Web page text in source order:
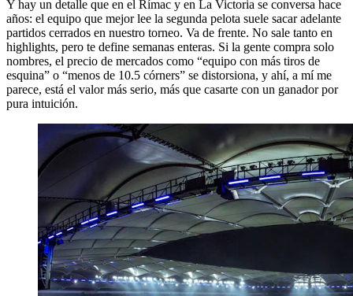
Y hay un detalle que en el Rímac y en La Victoria se conversa hace
años: el equipo que mejor lee la segunda pelota suele sacar adelante
partidos cerrados en nuestro torneo. Va de frente. No sale tanto en
highlights, pero te define semanas enteras. Si la gente compra solo
nombres, el precio de mercados como “equipo con más tiros de
esquina” o “menos de 10.5 córners” se distorsiona, y ahí, a mí me
parece, está el valor más serio, más que casarte con un ganador por
pura intuición.